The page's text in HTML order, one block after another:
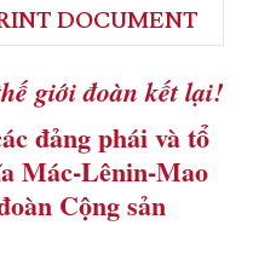
DOCUMENT
giới đoàn kết lại!
đảng phái và tổ
Mác-Lênin-Mao
Cộng sản